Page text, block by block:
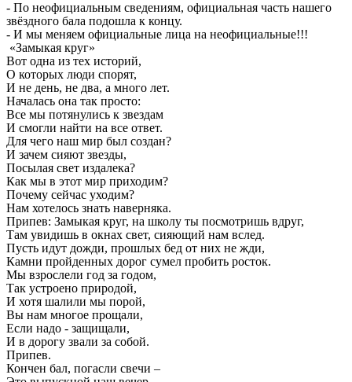
- По неофициальным сведениям, официальная часть нашего
звёздного бала подошла к концу.
- И мы меняем официальные лица на неофициальные!!!
«Замыкая круг»
Вот одна из тех историй,
О которых люди спорят,
И не день, не два, а много лет.
Началась она так просто:
Все мы потянулись к звездам
И смогли найти на все ответ.
Для чего наш мир был создан?
И зачем сияют звезды,
Посылая свет издалека?
Как мы в этот мир приходим?
Почему сейчас уходим?
Нам хотелось знать наверняка.
Припев: Замыкая круг, на школу ты посмотришь вдруг,
Там увидишь в окнах свет, сияющий нам вслед.
Пусть идут дожди, прошлых бед от них не жди,
Камни пройденных дорог сумел пробить росток.
Мы взрослели год за годом,
Так устроено природой,
И хотя шалили мы порой,
Вы нам многое прощали,
Если надо - защищали,
И в дорогу звали за собой.
Припев.
Кончен бал, погасли свечи –